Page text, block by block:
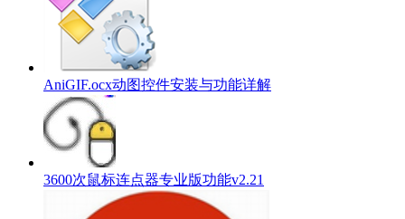
AniGIF.ocx动图控件安装与功能详解
3600次鼠标连点器专业版功能v2.21